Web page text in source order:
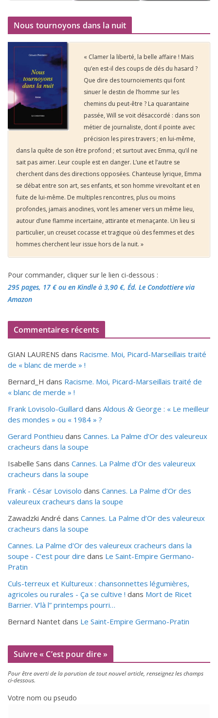
Nous tournoyons dans la nuit
« Clamer la liberté, la belle affaire ! Mais
qu’en est-il des coups de dés du hasard ?
Que dire des tournoiements qui font
sinuer le destin de l’homme sur les
chemins du peut-être ? La quarantaine
passée, Will se voit désaccordé : dans son
métier de journaliste, dont il pointe avec
précision les pires travers ; en lui-même,
dans la quête de son être profond ; et surtout avec Emma, qu’il ne
sait pas aimer. Leur couple est en danger. L’une et l’autre se
cherchent dans des directions opposées. Chanteuse lyrique, Emma
se débat entre son art, ses enfants, et son homme virevoltant et en
fuite de lui-même. De multiples rencontres, plus ou moins
profondes, jamais anodines, vont les amener vers un même lieu,
autour d’une flamme incertaine, attirante et menaçante. Un lieu si
particulier, un creuset cocasse et tragique où des femmes et des
hommes cherchent leur issue hors de la nuit. »
Pour commander, cliquer sur le lien ci-dessous :
295 pages, 17 €ou en Kindle à 3,90 €, Éd. Le Condottiere via
Amazon
Commentaires récents
GIAN LAURENS dans Racisme. Moi, Picard-Marseillais traité
de « blanc de merde » !
Bernard_H dans Racisme. Moi, Picard-Marseillais traité de
« blanc de merde » !
Frank Lovisolo-Guillard dans Aldous & George : « Le meilleur
des mondes » ou « 1984 » ?
Gerard Ponthieu dans Cannes. La Palme d’Or des valeureux
cracheurs dans la soupe
Isabelle Sans dans Cannes. La Palme d’Or des valeureux
cracheurs dans la soupe
Frank - César Lovisolo dans Cannes. La Palme d’Or des
valeureux cracheurs dans la soupe
Zawadzki André dans Cannes. La Palme d’Or des valeureux
cracheurs dans la soupe
Cannes. La Palme d'Or des valeureux cracheurs dans la
soupe - C’est pour dire dans Le Saint-Empire Germano-
Pratin
Culs-terreux et Kultureux : chansonnettes légumières,
agricoles ou rurales - Ça se cultive ! dans Mort de Ricet
Barrier. V’là l” printemps pourri…
Bernard Nantet dans Le Saint-Empire Germano-Pratin
Suivre « C’est pour dire »
Pour être aver­ti de la paru­tion de tout nou­vel article, ren­sei­gnez les champs
ci-dessous.
Votre nom ou pseudo